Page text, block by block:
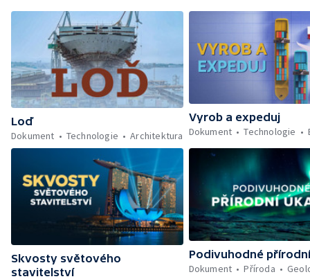
Loď
Dokument
Technologie Architektura
Vyrob a expeduj
Dokument
Technologie
Skvosty světového
stavitelství
Podivuhodné
Dokument
Příroda